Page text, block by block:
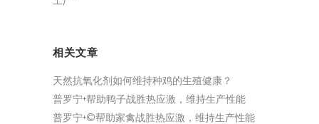
相关文章
天然抗氧化剂如何维持种鸡的生殖健康？
普罗宁+帮助鸭子战胜热应激，维持生产性能
普罗宁+©帮助家禽战胜热应激，维持生产性能